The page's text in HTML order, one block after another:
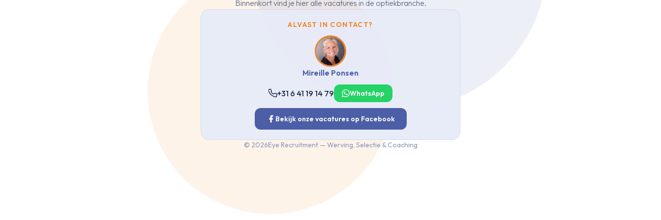
Binnenkort vind je hier alle vacatures in de optiekbranche.
ALVAST IN CONTACT?
Mireille Ponsen
+31 6 41 19 14 79 WhatsApp
Bekijk onze vacatures op Facebook
© 2026Eye Recruitment — Werving, Selectie & Coaching